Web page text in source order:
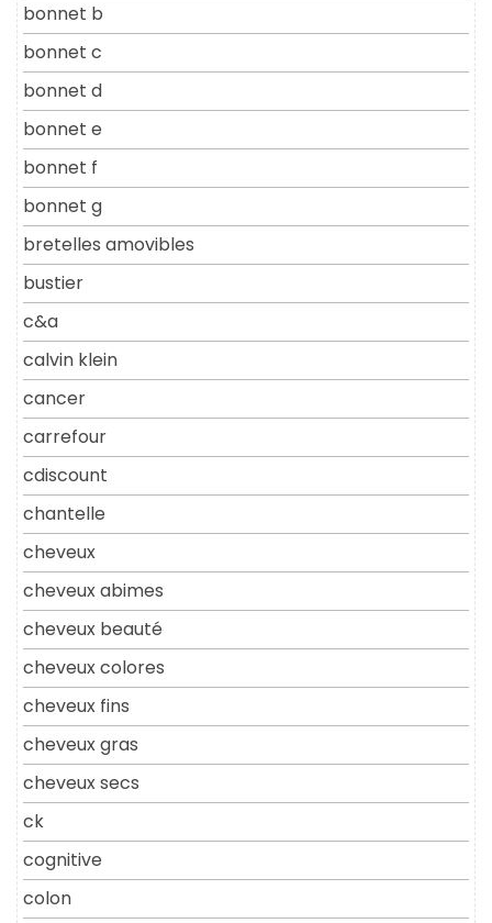
bonnet b
bonnet c
bonnet d
bonnet e
bonnet f
bonnet g
bretelles amovibles
bustier
c&a
calvin klein
cancer
carrefour
cdiscount
chantelle
cheveux
cheveux abimes
cheveux beauté
cheveux colores
cheveux fins
cheveux gras
cheveux secs
ck
cognitive
colon